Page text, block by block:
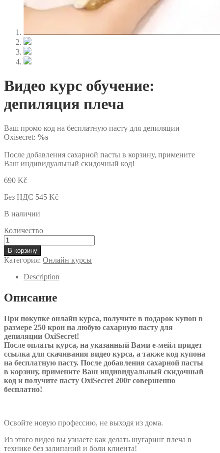
Видео курс обучение:
депиляция плеча
Ваш промо код на бесплатную пасту для депиляции
Oxisecret: %s
После добавления сахарной пасты в корзину, примените
Ваш индивидуальный скидочный код!
690 Kč
Без НДС 545 Kč
В наличии
Количество
Количество
товара
Видео
курс
обучение:
депиляция
плеча
В корзину
Категория: Онлайн курсы
Description
Описание
При покупке онлайн курса, получите в подарок купон в
размере 250 крон на любую сахарную пасту для
депиляции OxiSecret!
После оплаты курса, на указанный Вами е-мейл придет
ссылка для скачивания видео курса, а также код купона
на бесплатную пасту. После добавления сахарной пасты
в корзину, примените Ваш индивидуальный скидочный
код и получите пасту OxiSecret 200г совершенно
бесплатно!
Освойте новую профессию, не выходя из дома.
Из этого видео вы узнаете как делать шугаринг плеча в
технике без залипаний и боли клиента!
Нормальная и сухая кожа